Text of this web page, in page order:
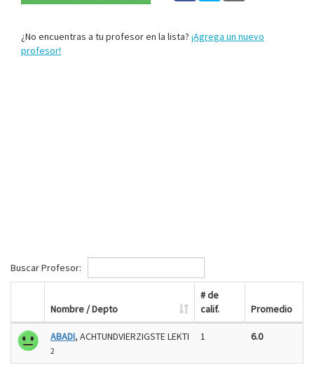
¿No encuentras a tu profesor en la lista? ¡Agrega un nuevo
profesor!
Buscar Profesor:
Nombre / Depto
# de
calif.
Promedio
ABADI, ACHTUNDVIERZIGSTE LEKTI
2
1 6.0